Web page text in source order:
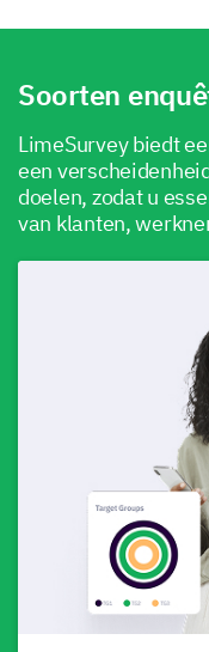
Soorten
LimeSurvey biedt
een
doelen, zodat u
van klanten,